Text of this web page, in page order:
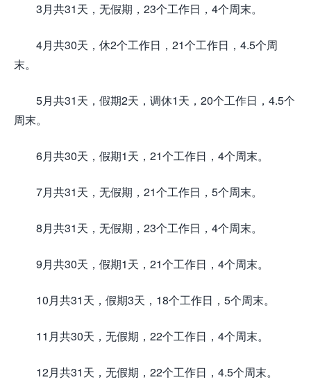
3月共31天，无假期，23个工作日，4个周末。
4月共30天，休2个工作日，21个工作日，4.5个周
末。
5月共31天，假期2天，调休1天，20个工作日，4.5个
周末。
6月共30天，假期1天，21个工作日，4个周末。
7月共31天，无假期，21个工作日，5个周末。
8月共31天，无假期，23个工作日，4个周末。
9月共30天，假期1天，21个工作日，4个周末。
10月共31天，假期3天，18个工作日，5个周末。
11月共30天，无假期，22个工作日，4个周末。
12月共31天，无假期，22个工作日，4.5个周末。